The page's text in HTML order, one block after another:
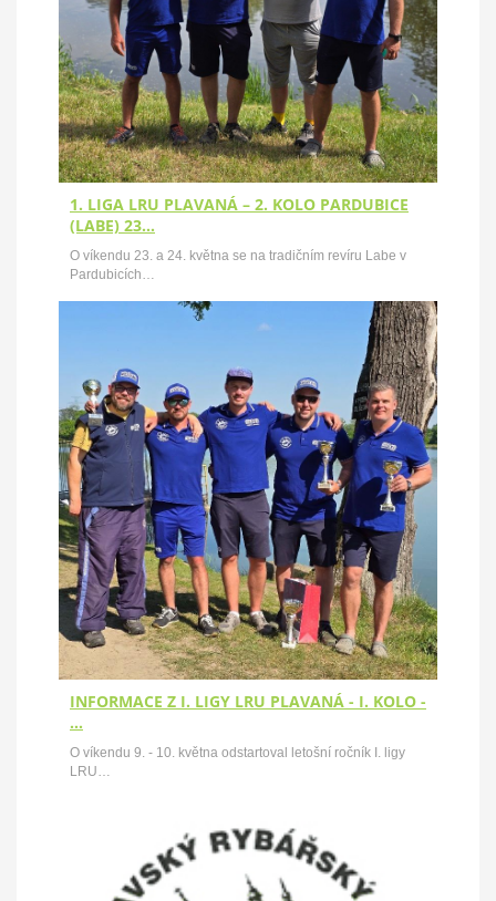
1. LIGA LRU PLAVANÁ – 2. KOLO PARDUBICE
(LABE) 23…
O víkendu 23. a 24. května se na tradičním revíru Labe v
Pardubicích…
INFORMACE Z I. LIGY LRU PLAVANÁ - I. KOLO -
…
O víkendu 9. - 10. května odstartoval letošní ročník I. ligy
LRU…